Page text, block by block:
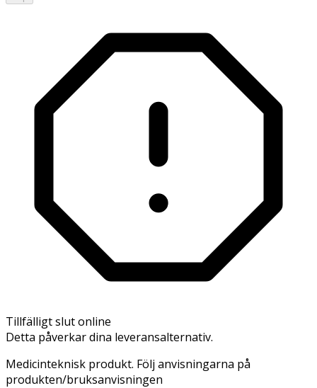
Tillfälligt slut online
Detta påverkar dina leveransalternativ.
Medicinteknisk produkt. Följ anvisningarna på
produkten/bruksanvisningen